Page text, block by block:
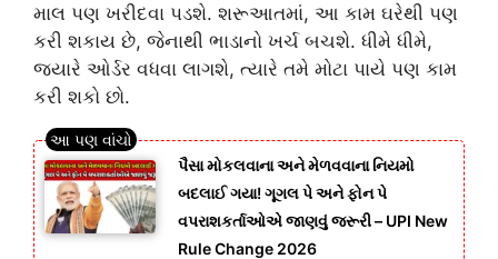
માલ પણ ખરીદવા પડશે. શરૂઆતમાં, આ કામ ઘરેથી પણ
કરી શકાય છે, જેનાથી ભાડાનો ખર્ચ બચશે. ધીમે ધીમે,
જ્યારે ઓર્ડર વધવા લાગશે, ત્યારે તમે મોટા પાયે પણ કામ
કરી શકો છો.
પૈસા મોકલવાના અને મેળવવાના નિયમો
બદલાઈ ગયા! ગૂગલ પે અને ફોન પે
વપરાશકર્તાઓએ જાણવું જરૂરી – UPI New
Rule Change 2026